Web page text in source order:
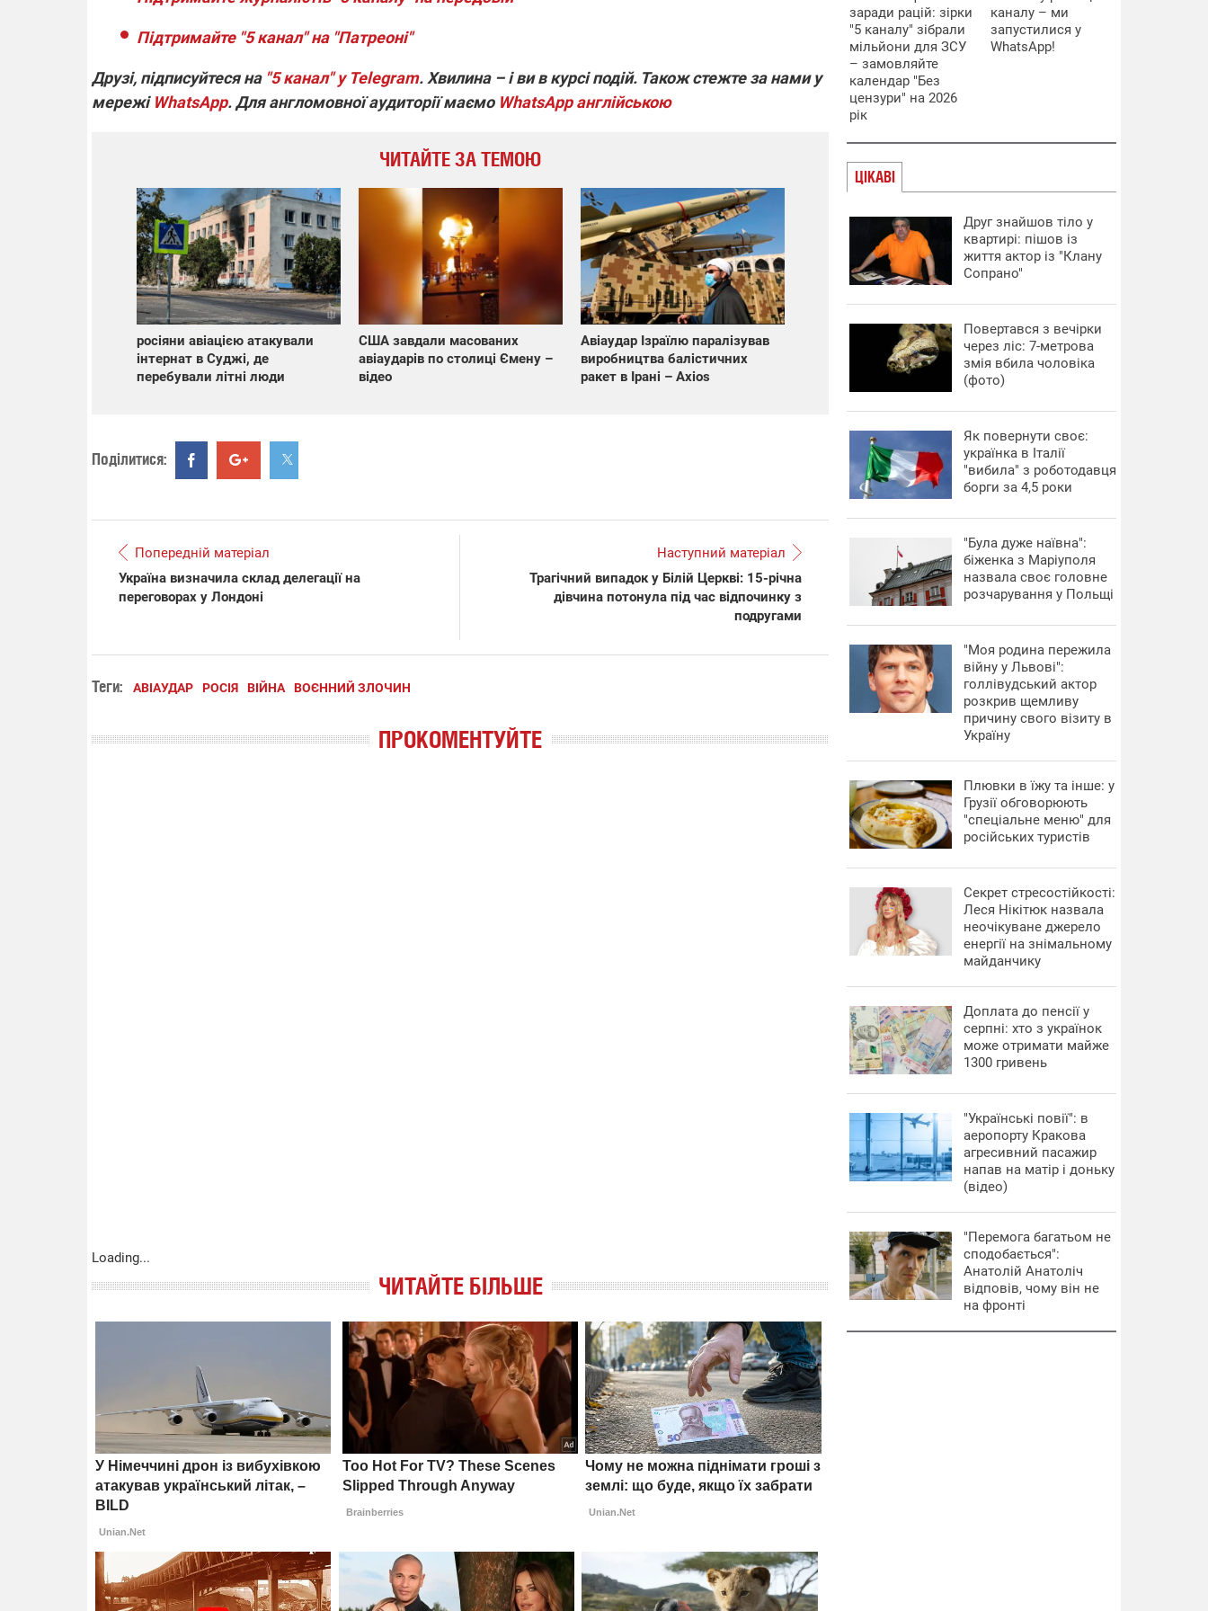
Підтримайте "5 канал" на "Патреоні"
Друзі, підписуйтеся на "5 канал" у Telegram. Хвилина – і ви в курсі подій. Також стежте за нами у
мережі WhatsApp. Для англомовної аудиторії маємо WhatsApp англійською
ЧИТАЙТЕ ЗА ТЕМОЮ
росіяни авіацією атакували
інтернат в Суджі, де
перебували літні люди
США завдали масованих
авіаударів по столиці Ємену –
відео
Авіаудар Ізраїлю паралізував
виробництва балістичних
ракет в Ірані – Axios
Поділитися:
Попередній матеріал
Україна визначила склад делегації на
переговорах у Лондоні
Наступний матеріал
Трагічний випадок у Білій Церкві: 15-річна
дівчина потонула під час відпочинку з
подругами
Теги: АВІАУДАР РОСІЯ ВІЙНА ВОЄННИЙ ЗЛОЧИН
ПРОКОМЕНТУЙТЕ
Loading...
ЧИТАЙТЕ БІЛЬШЕ
заради рацій: зірки
"5 каналу" зібрали
мільйони для ЗСУ
– замовляйте
календар "Без
цензури" на 2026
рік
каналу – ми
запустилися у
WhatsApp!
ЦІКАВІ
Друг знайшов тіло у
квартирі: пішов із
життя актор із "Клану
Сопрано"
Повертався з вечірки
через ліс: 7-метрова
змія вбила чоловіка
(фото)
​Як повернути своє:
українка в Італії
"вибила" з роботодавця
борги за 4,5 роки
"Була дуже наївна":
біженка з Маріуполя
назвала своє головне
розчарування у Польщі
"Моя родина пережила
війну у Львові":
голлівудський актор
розкрив щемливу
причину свого візиту в
Україну
Плювки в їжу та інше: у
Грузії обговорюють
"спеціальне меню" для
російських туристів
Секрет стресостійкості:
Леся Нікітюк назвала
неочікуване джерело
енергії на знімальному
майданчику
Доплата до пенсії у
серпні: хто з українок
може отримати майже
1300 гривень
"Українські повії": в
аеропорту Кракова
агресивний пасажир
напав на матір і доньку
(відео)
"Перемога багатьом не
сподобається":
Анатолій Анатоліч
відповів, чому він не
на фронті